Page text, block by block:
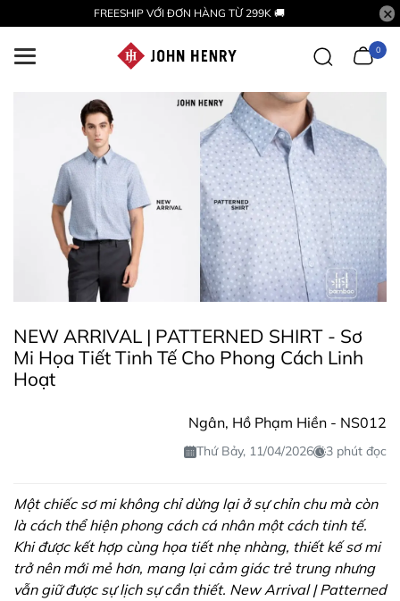
FREESHIP VỚI ĐƠN HÀNG TỪ 299K 🚚
0
NEW ARRIVAL | PATTERNED SHIRT - Sơ
Mi Họa Tiết Tinh Tế Cho Phong Cách Linh
Hoạt
Ngân, Hồ Phạm Hiền - NS012
Thứ Bảy, 11/04/2026 3 phút đọc
Một chiếc sơ mi không chỉ dừng lại ở sự chỉn chu mà còn
là cách thể hiện phong cách cá nhân một cách tinh tế.
Khi được kết hợp cùng họa tiết nhẹ nhàng, thiết kế sơ mi
trở nên mới mẻ hơn, mang lại cảm giác trẻ trung nhưng
vẫn giữ được sự lịch sự cần thiết. New Arrival | Patterned